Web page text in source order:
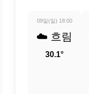
09일(일) 18:00
☁️ 흐림
30.1°